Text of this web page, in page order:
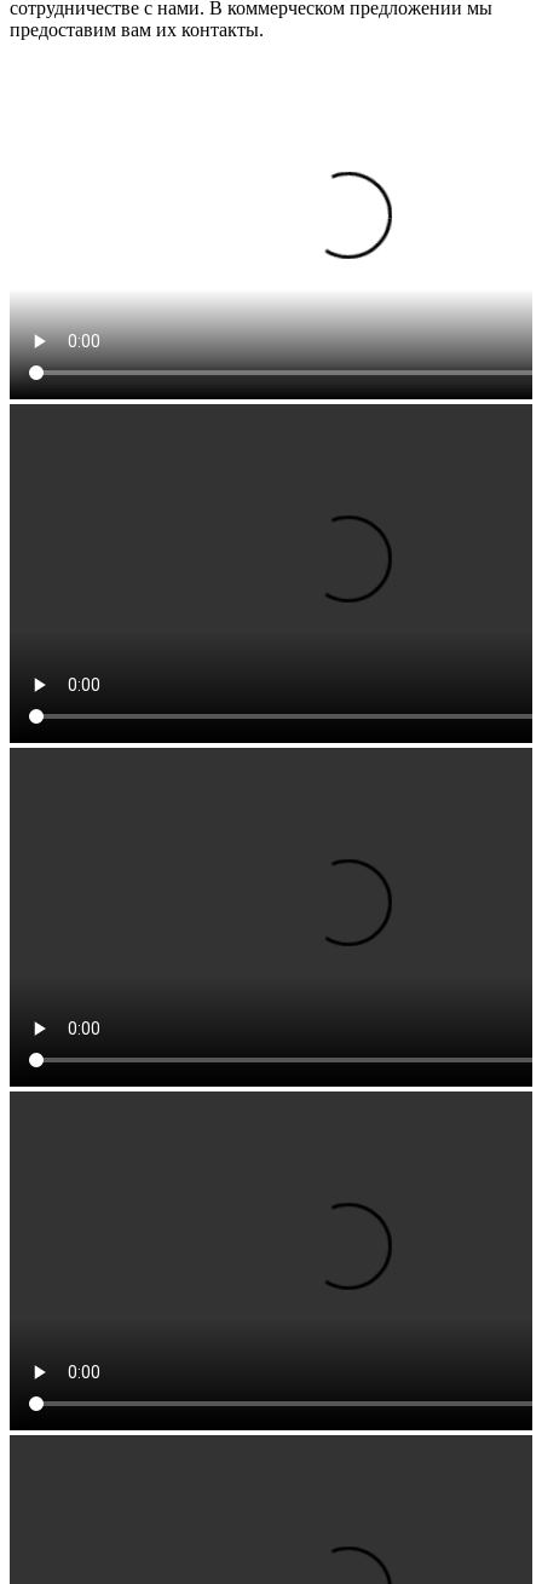
сотрудничестве с нами. В коммерческом предложении мы
предоставим вам их контакты.